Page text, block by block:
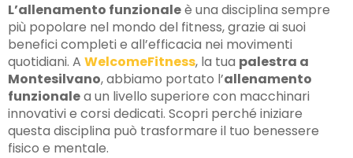
L’allenamento funzionaleè una disciplina sempre
più popolare nel mondo del fitness, grazie ai suoi
benefici completi e all’efficacia nei movimenti
quotidiani. A WelcomeFitness, la tua palestra a
Montesilvano, abbiamo portato l’allenamento
funzionalea un livello superiore con macchinari
innovativi e corsi dedicati. Scopri perché iniziare
questa disciplina può trasformare il tuo benessere
fisico e mentale.